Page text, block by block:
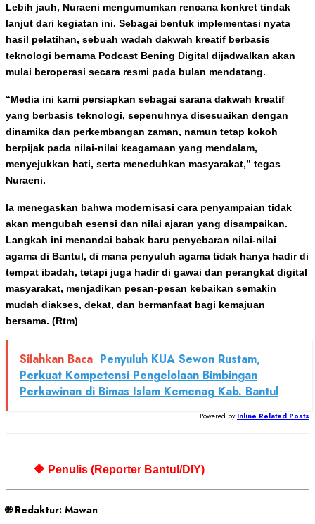
Lebih jauh, Nuraeni mengumumkan rencana konkret tindak
lanjut dari kegiatan ini. Sebagai bentuk implementasi nyata
hasil pelatihan, sebuah wadah dakwah kreatif berbasis
teknologi bernama Podcast Bening Digital dijadwalkan akan
mulai beroperasi secara resmi pada bulan mendatang.
“Media ini kami persiapkan sebagai sarana dakwah kreatif
yang berbasis teknologi, sepenuhnya disesuaikan dengan
dinamika dan perkembangan zaman, namun tetap kokoh
berpijak pada nilai-nilai keagamaan yang mendalam,
menyejukkan hati, serta meneduhkan masyarakat,” tegas
Nuraeni.
Ia menegaskan bahwa modernisasi cara penyampaian tidak
akan mengubah esensi dan nilai ajaran yang disampaikan.
Langkah ini menandai babak baru penyebaran nilai-nilai
agama di Bantul, di mana penyuluh agama tidak hanya hadir di
tempat ibadah, tetapi juga hadir di gawai dan perangkat digital
masyarakat, menjadikan pesan-pesan kebaikan semakin
mudah diakses, dekat, dan bermanfaat bagi kemajuan
bersama. (Rtm)
Silahkan Baca Penyuluh KUA Sewon Rustam,
Perkuat Kompetensi Pengelolaan Bimbingan
Perkawinan di Bimas Islam Kemenag Kab. Bantul
Powered by Inline Related Posts
🔶 Penulis (Reporter Bantul/DIY)
🌐 Redaktur: Mawan